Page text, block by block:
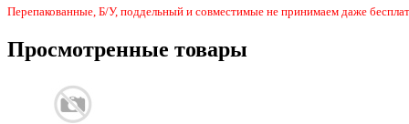
Перепакованные, Б/У, поддельный и совместимые не принимаем даже
Просмотренные товары